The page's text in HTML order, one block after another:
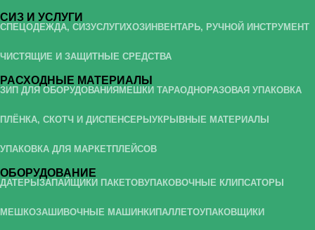
СИЗ И УСЛУГИ
СПЕЦОДЕЖДА, СИЗУСЛУГИХОЗИНВЕНТАРЬ, РУЧНОЙ ИНСТРУМЕНТ
ЧИСТЯЩИЕ И ЗАЩИТНЫЕ СРЕДСТВА
РАСХОДНЫЕ МАТЕРИАЛЫ
ЗИП ДЛЯ ОБОРУДОВАНИЯ МЕШКИ ТАРАОДНОРАЗОВАЯ УПАКОВКА
ПЛЁНКА, СКОТЧ И ДИСПЕНСЕРЫ УКРЫВНЫЕ МАТЕРИАЛЫ
УПАКОВКА ДЛЯ МАРКЕТПЛЕЙСОВ
ОБОРУДОВАНИЕ
ДАТЕРЫ ЗАПАЙЩИКИ ПАКЕТОВУПАКОВОЧНЫЕ КЛИПСАТОРЫ
МЕШКОЗАШИВОЧНЫЕ МАШИНКИ ПАЛЛЕТОУПАКОВЩИКИ